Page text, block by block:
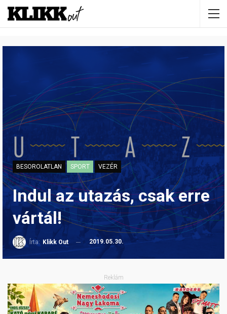
BESOROLATLAN SPORT VEZÉR
Indul az utazás, csak erre
vártál!
Írta: Klikk Out 2019.05.30.
Reklám